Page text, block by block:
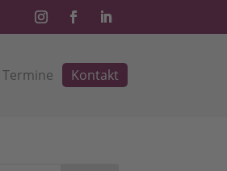
Termine Kontakt